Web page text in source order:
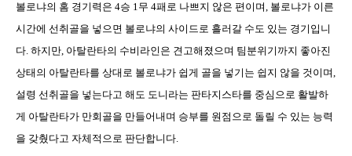
볼로냐의 홈 경기력은 4승 1무 4패로 나쁘지 않은 편이며, 볼로냐가 이른
시간에 선취골을 넣으면 볼로냐의 사이드로 흘러갈 수도 있는 경기입니
다. 하지만, 아탈란타의 수비라인은 견고해졌으며 팀분위기까지 좋아진
상태의 아탈란타를 상대로 볼로냐가 쉽게 골을 넣기는 쉽지 않을 것이며,
설령 선취골을 넣는다고 해도 도니라는 판타지스타를 중심으로 활발하
게 아탈란타가 만회골을 만들어내며 승부를 원점으로 돌릴 수 있는 능력
을 갖췄다고 자체적으로 판단합니다.